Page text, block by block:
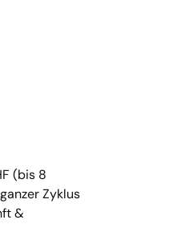
(bis 8
Zyklus
&